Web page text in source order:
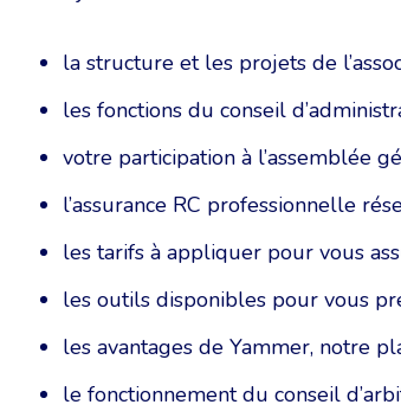
la structure et les projets de
les fonctions du conseil
votre participation à l’assemblée
l’assurance RC professionnelle
les tarifs à appliquer pour vous
les outils disponibles pour vous
les avantages de Yammer, notre
le fonctionnement du conseil